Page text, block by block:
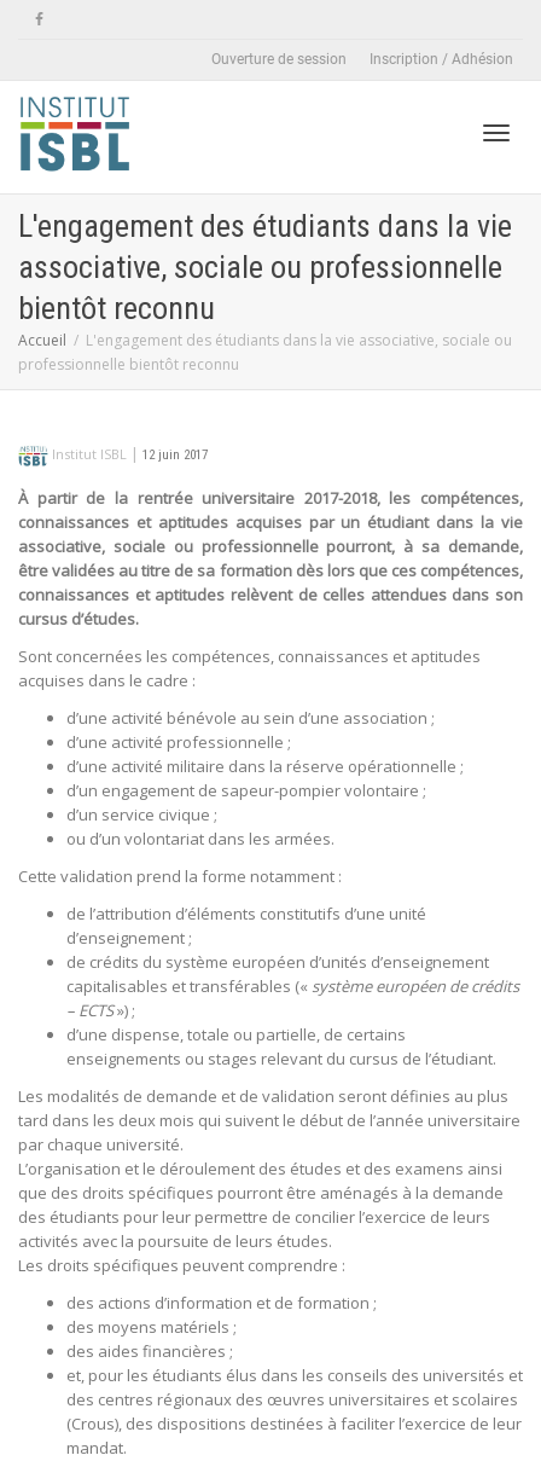
Ouverture de session Inscription / Adhésion
L'engagement des étudiants dans la vie
associative, sociale ou professionnelle
bientôt reconnu
Accueil
L'engagement des étudiants dans la vie associative, sociale ou
professionnelle bientôt reconnu
Institut ISBL | 12 juin 2017
À partir de la rentrée universitaire 2017-2018, les compétences,
connaissances et aptitudes acquises par un étudiant dans la vie
associative, sociale ou professionnelle pourront, à sa demande,
être validées au titre de sa formation dès lors que ces compétences,
connaissances et aptitudes relèvent de celles attendues dans son
cursus d’études.
Sont concernées les compétences, connaissances et aptitudes
acquises dans le cadre :
d’une activité bénévole au sein d’une association ;
d’une activité professionnelle ;
d’une activité militaire dans la réserve opérationnelle ;
d’un engagement de sapeur-pompier volontaire ;
d’un service civique ;
ou d’un volontariat dans les armées.
Cette validation prend la forme notamment :
de l’attribution d’éléments constitutifs d’une unité
d’enseignement ;
de crédits du système européen d’unités d’enseignement
capitalisables et transférables (« système européen de crédits
– ECTS») ;
d’une dispense, totale ou partielle, de certains
enseignements ou stages relevant du cursus de l’étudiant.
Les modalités de demande et de validation seront définies au plus
tard dans les deux mois qui suivent le début de l’année universitaire
par chaque université.
L’organisation et le déroulement des études et des examens ainsi
que des droits spécifiques pourront être aménagés à la demande
des étudiants pour leur permettre de concilier l’exercice de leurs
activités avec la poursuite de leurs études.
Les droits spécifiques peuvent comprendre :
des actions d’information et de formation ;
des moyens matériels ;
des aides financières ;
et, pour les étudiants élus dans les conseils des universités et
des centres régionaux des œuvres universitaires et scolaires
(Crous), des dispositions destinées à faciliter l’exercice de leur
mandat.